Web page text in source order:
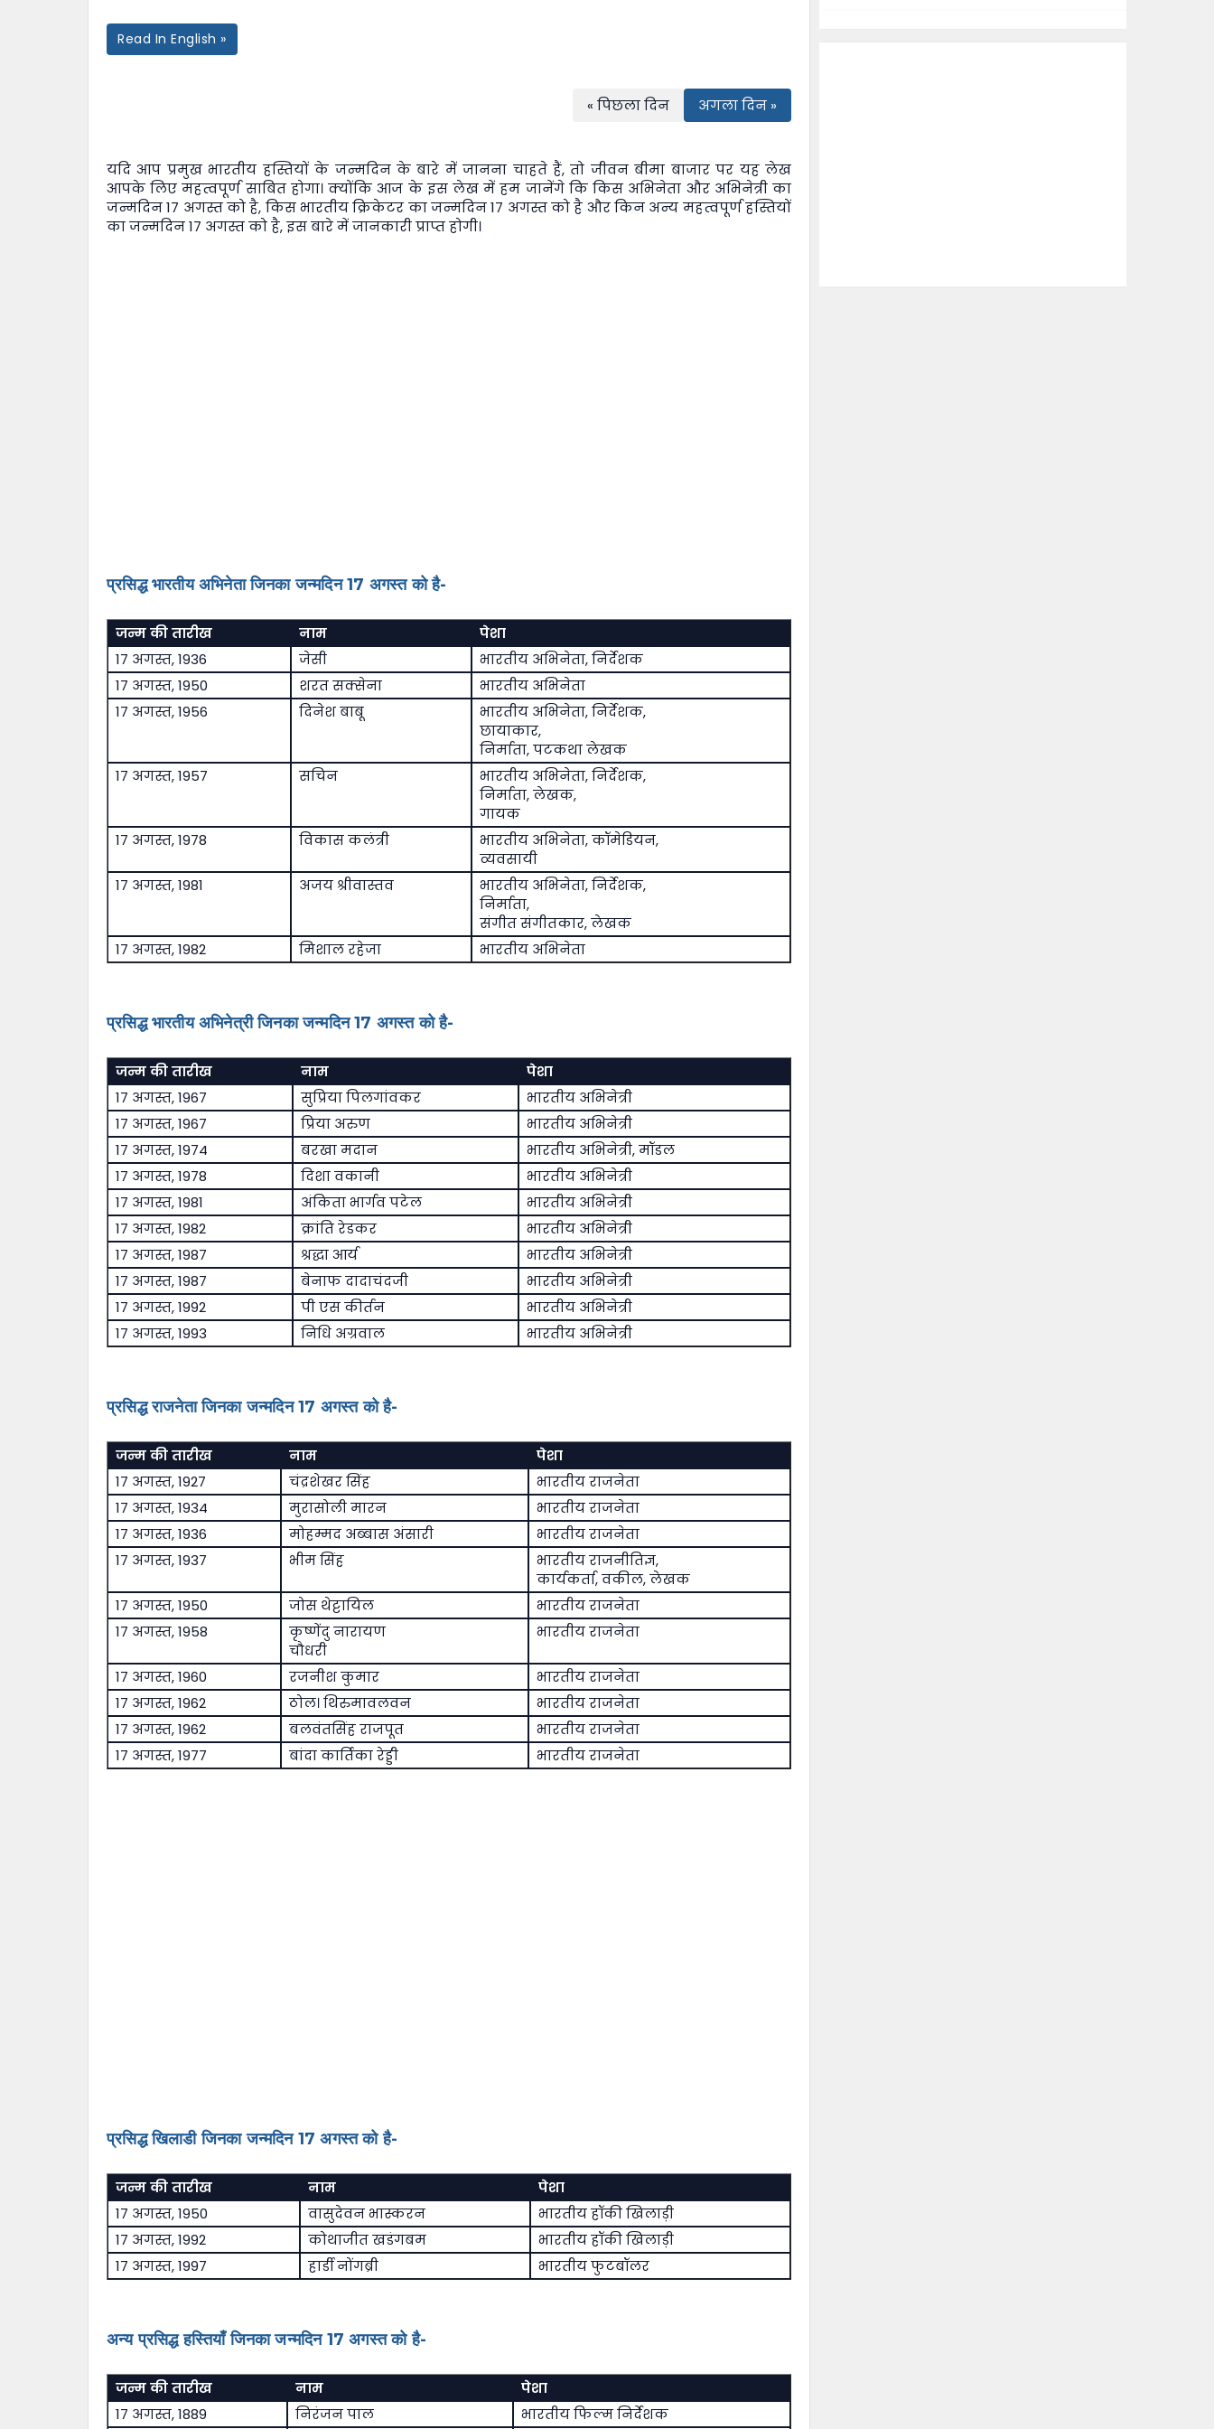
Read In English »
« पिछला दिन अगला दिन »
यदि आप प्रमुख भारतीय हस्तियों के जन्मदिन के बारे में जानना चाहते हैं, तो जीवन बीमा बाजारपर यह लेख
आपके लिए महत्वपूर्ण साबित होगा। क्योंकि आज के इस लेख में हम जानेंगे कि किस अभिनेता और अभिनेत्री का
जन्मदिन 17 अगस्त को है, किस भारतीय क्रिकेटर का जन्मदिन 17 अगस्त को है और किन अन्य महत्वपूर्ण हस्तियों
का जन्मदिन 17 अगस्त को है, इस बारे में जानकारी प्राप्त होगी।
प्रसिद्ध भारतीय अभिनेता जिनका जन्मदिन 17 अगस्त को है-
जन्म की तारीख नाम
पेशा
17 अगस्त, 1936
जेसी
भारतीय अभिनेता, निर्देशक
17 अगस्त, 1950
शरत सक्सेना
भारतीय अभिनेता
17 अगस्त, 1956
दिनेश बाबू
भारतीय अभिनेता, निर्देशक,
छायाकार,
निर्माता, पटकथा लेखक
17 अगस्त, 1957
सचिन
भारतीय अभिनेता, निर्देशक,
निर्माता, लेखक,
गायक
17 अगस्त, 1978
विकास कलंत्री
भारतीय अभिनेता, कॉमेडियन,
व्यवसायी
17 अगस्त, 1981
अजय श्रीवास्तव
भारतीय अभिनेता, निर्देशक,
निर्माता,
संगीत संगीतकार, लेखक
17 अगस्त, 1982
मिशाल रहेजा भारतीय अभिनेता
प्रसिद्ध भारतीय अभिनेत्री जिनका जन्मदिन 17 अगस्त को है-
जन्म की तारीख नाम
पेशा
17 अगस्त, 1967
सुप्रिया पिलगांवकर
भारतीय अभिनेत्री
17 अगस्त, 1967
प्रिया अरुण
भारतीय अभिनेत्री
17 अगस्त, 1974
बरखा मदान
भारतीय अभिनेत्री, मॉडल
17 अगस्त, 1978
दिशा वकानी
भारतीय अभिनेत्री
17 अगस्त, 1981
अंकिता भार्गव पटेल
भारतीय अभिनेत्री
17 अगस्त, 1982
क्रांति रेडकर
भारतीय अभिनेत्री
17 अगस्त, 1987
श्रद्धा आर्य
भारतीय अभिनेत्री
17 अगस्त, 1987
बेनाफ दादाचंदजी
भारतीय अभिनेत्री
17 अगस्त, 1992
पी एस कीर्तन
भारतीय अभिनेत्री
17 अगस्त, 1993
निधि अग्रवाल भारतीय अभिनेत्री
प्रसिद्ध राजनेता जिनका जन्मदिन 17 अगस्त को है-
जन्म की तारीख नाम
पेशा
17 अगस्त, 1927
चंद्रशेखर सिंह
भारतीय राजनेता
17 अगस्त, 1934
मुरासोली मारन
भारतीय राजनेता
17 अगस्त, 1936
मोहम्मद अब्बास अंसारी
भारतीय राजनेता
17 अगस्त, 1937
भीम सिंह
भारतीय राजनीतिज्ञ,
कार्यकर्ता, वकील, लेखक
17 अगस्त, 1950
जोस थेट्टायिल
भारतीय राजनेता
17 अगस्त, 1958
कृष्णेंदु नारायण
चौधरी
भारतीय राजनेता
17 अगस्त, 1960 रजनीश कुमार
भारतीय राजनेता
17 अगस्त, 1962
ठोल। थिरुमावलवन
भारतीय राजनेता
17 अगस्त, 1962
बलवंतसिंह राजपूत
भारतीय राजनेता
17 अगस्त, 1977
बांदा कार्तिका रेड्डी भारतीय राजनेता
प्रसिद्ध खिलाडी जिनका जन्मदिन 17 अगस्त को है-
जन्म की तारीख नाम
पेशा
17 अगस्त, 1950
वासुदेवन भास्करन
भारतीय हॉकी खिलाड़ी
17 अगस्त, 1992
कोथाजीत खडंगबम
भारतीय हॉकी खिलाड़ी
17 अगस्त, 1997
हार्डी नोंगब्री भारतीय फुटबॉलर
अन्य प्रसिद्ध हस्तियाँ जिनका जन्मदिन 17 अगस्त को है-
जन्म की तारीख नाम
पेशा
17 अगस्त, 1889
निरंजन पाल भारतीय फिल्म निर्देशक